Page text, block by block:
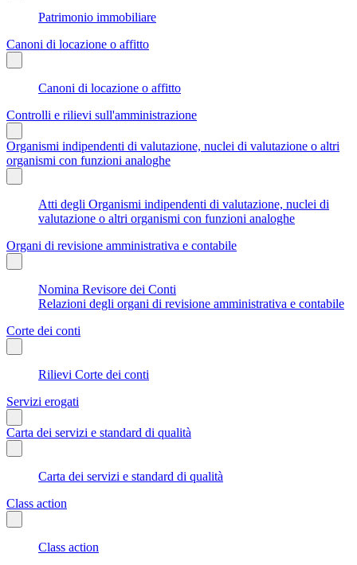
Patrimonio immobiliare
Canoni di locazione o affitto
Canoni di locazione o affitto
Controlli e rilievi sull'amministrazione
Organismi indipendenti di valutazione, nuclei di valutazione o altri
organismi con funzioni analoghe
Atti degli Organismi indipendenti di valutazione, nuclei di
valutazione o altri organismi con funzioni analoghe
Organi di revisione amministrativa e contabile
Nomina Revisore dei Conti
Relazioni degli organi di revisione amministrativa e contabile
Corte dei conti
Rilievi Corte dei conti
Servizi erogati
Carta dei servizi e standard di qualità
Carta dei servizi e standard di qualità
Class action
Class action